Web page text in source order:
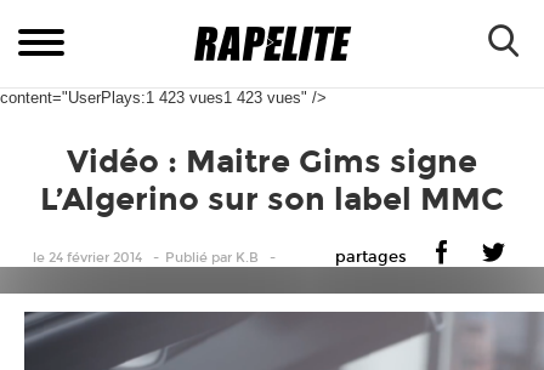
content="UserPlays:1 423 vues1 423 vues" />
Vidéo : Maitre Gims signe
L’Algerino sur son label MMC
le 24 février 2014 Publié par K.B partages